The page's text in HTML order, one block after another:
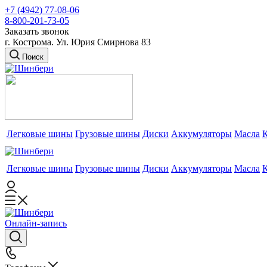
+7 (4942) 77-08-06
8-800-201-73-05
Заказать звонок
г. Кострома. Ул. Юрия Смирнова 83
Поиск
Легковые шины Грузовые шины Диски Аккумуляторы Масла
Легковые шины Грузовые шины Диски Аккумуляторы Масла
Онлайн-запись